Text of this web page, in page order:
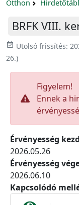
Otthon
BRFK VIII.
event_available Utolsó frissítés:
26.)
Figyelem!
Ennek a
Érvényesség
2026.05.26
Érvényesség
2026.06.10
Kapcsolódó